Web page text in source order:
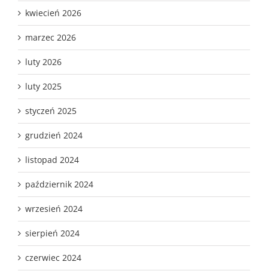
kwiecień 2026
marzec 2026
luty 2026
luty 2025
styczeń 2025
grudzień 2024
listopad 2024
październik 2024
wrzesień 2024
sierpień 2024
czerwiec 2024